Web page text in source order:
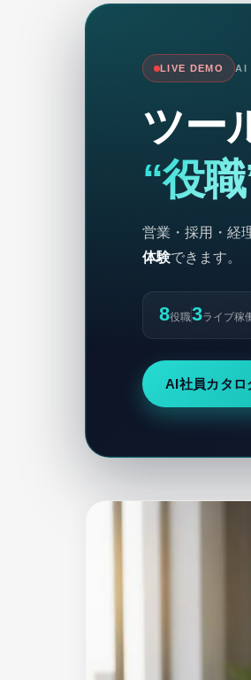
LIVE DEMO AI
ツー
“役
営業・採用・経
体験できます。
8役職3ライブ稼
AI社員カタロ